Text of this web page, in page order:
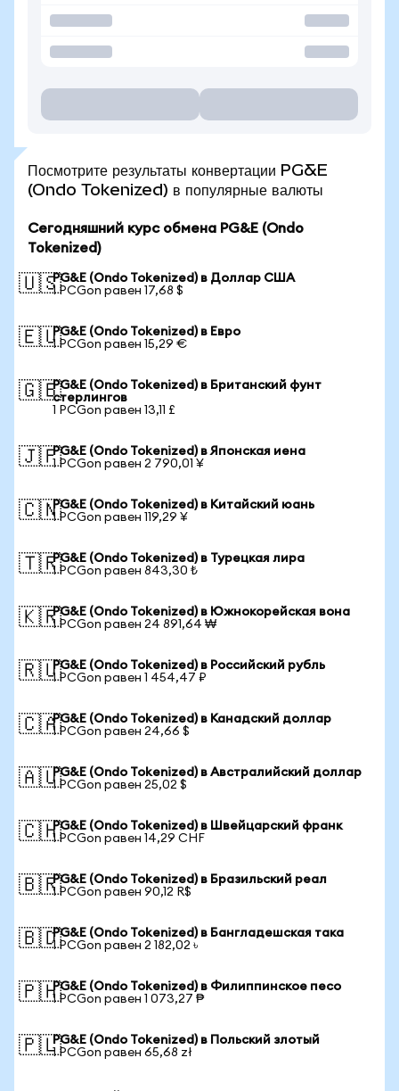
Посмотрите результаты конвертации PG&E
(Ondo Tokenized) в популярные валюты
Сегодняшний курс обмена PG&E (Ondo
Tokenized)
🇺🇸PG&E (Ondo Tokenized) в Доллар США
1 PCGon равен 17,68 $
🇪🇺PG&E (Ondo Tokenized) в Евро
1 PCGon равен 15,29 €
🇬🇧PG&E (Ondo Tokenized) в Британский фунт
стерлингов
1 PCGon равен 13,11 £
🇯🇵PG&E (Ondo Tokenized) в Японская иена
1 PCGon равен 2 790,01 ¥
🇨🇳PG&E (Ondo Tokenized) в Китайский юань
1 PCGon равен 119,29 ¥
🇹🇷PG&E (Ondo Tokenized) в Турецкая лира
1 PCGon равен 843,30 ₺
🇰🇷PG&E (Ondo Tokenized) в Южнокорейская вона
1 PCGon равен 24 891,64 ₩
🇷🇺PG&E (Ondo Tokenized) в Российский рубль
1 PCGon равен 1 454,47 ₽
🇨🇦PG&E (Ondo Tokenized) в Канадский доллар
1 PCGon равен 24,66 $
🇦🇺PG&E (Ondo Tokenized) в Австралийский доллар
1 PCGon равен 25,02 $
🇨🇭PG&E (Ondo Tokenized) в Швейцарский франк
1 PCGon равен 14,29 CHF
🇧🇷PG&E (Ondo Tokenized) в Бразильский реал
1 PCGon равен 90,12 R$
🇧🇩PG&E (Ondo Tokenized) в Бангладешская така
1 PCGon равен 2 182,02 ৳
🇵🇭PG&E (Ondo Tokenized) в Филиппинское песо
1 PCGon равен 1 073,27 ₱
🇵🇱PG&E (Ondo Tokenized) в Польский злотый
1 PCGon равен 65,68 zł